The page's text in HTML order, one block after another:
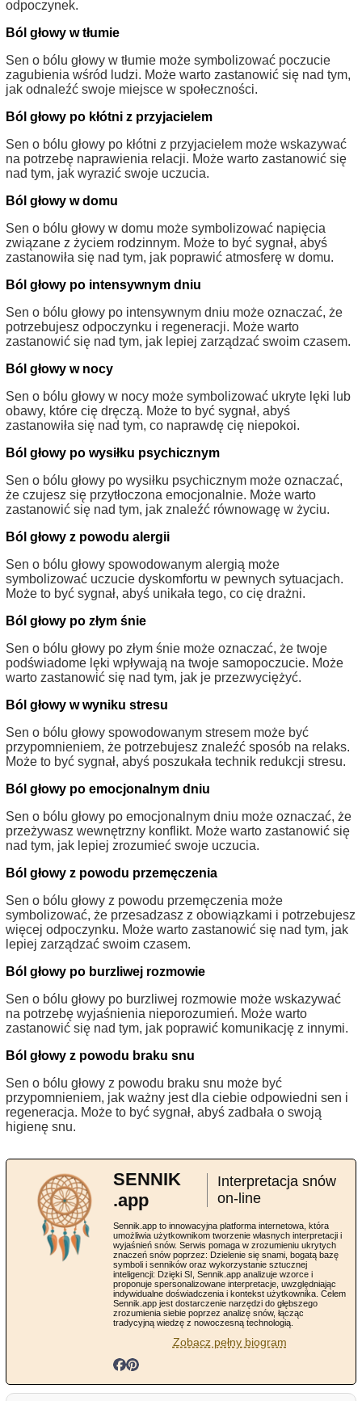
odpoczynek.
Ból głowy w tłumie
Sen o bólu głowy w tłumie może symbolizować poczucie
zagubienia wśród ludzi. Może warto zastanowić się nad tym,
jak odnaleźć swoje miejsce w społeczności.
Ból głowy po kłótni z przyjacielem
Sen o bólu głowy po kłótni z przyjacielem może wskazywać
na potrzebę naprawienia relacji. Może warto zastanowić się
nad tym, jak wyrazić swoje uczucia.
Ból głowy w domu
Sen o bólu głowy w domu może symbolizować napięcia
związane z życiem rodzinnym. Może to być sygnał, abyś
zastanowiła się nad tym, jak poprawić atmosferę w domu.
Ból głowy po intensywnym dniu
Sen o bólu głowy po intensywnym dniu może oznaczać, że
potrzebujesz odpoczynku i regeneracji. Może warto
zastanowić się nad tym, jak lepiej zarządzać swoim czasem.
Ból głowy w nocy
Sen o bólu głowy w nocy może symbolizować ukryte lęki lub
obawy, które cię dręczą. Może to być sygnał, abyś
zastanowiła się nad tym, co naprawdę cię niepokoi.
Ból głowy po wysiłku psychicznym
Sen o bólu głowy po wysiłku psychicznym może oznaczać,
że czujesz się przytłoczona emocjonalnie. Może warto
zastanowić się nad tym, jak znaleźć równowagę w życiu.
Ból głowy z powodu alergii
Sen o bólu głowy spowodowanym alergią może
symbolizować uczucie dyskomfortu w pewnych sytuacjach.
Może to być sygnał, abyś unikała tego, co cię drażni.
Ból głowy po złym śnie
Sen o bólu głowy po złym śnie może oznaczać, że twoje
podświadome lęki wpływają na twoje samopoczucie. Może
warto zastanowić się nad tym, jak je przezwyciężyć.
Ból głowy w wyniku stresu
Sen o bólu głowy spowodowanym stresem może być
przypomnieniem, że potrzebujesz znaleźć sposób na relaks.
Może to być sygnał, abyś poszukała technik redukcji stresu.
Ból głowy po emocjonalnym dniu
Sen o bólu głowy po emocjonalnym dniu może oznaczać, że
przeżywasz wewnętrzny konflikt. Może warto zastanowić się
nad tym, jak lepiej zrozumieć swoje uczucia.
Ból głowy z powodu przemęczenia
Sen o bólu głowy z powodu przemęczenia może
symbolizować, że przesadzasz z obowiązkami i potrzebujesz
więcej odpoczynku. Może warto zastanowić się nad tym, jak
lepiej zarządzać swoim czasem.
Ból głowy po burzliwej rozmowie
Sen o bólu głowy po burzliwej rozmowie może wskazywać
na potrzebę wyjaśnienia nieporozumień. Może warto
zastanowić się nad tym, jak poprawić komunikację z innymi.
Ból głowy z powodu braku snu
Sen o bólu głowy z powodu braku snu może być
przypomnieniem, jak ważny jest dla ciebie odpowiedni sen i
regeneracja. Może to być sygnał, abyś zadbała o swoją
higienę snu.
SENNIK
.app
Interpretacja snów
on-line
Sennik.app to innowacyjna platforma internetowa, która
umożliwia użytkownikom tworzenie własnych interpretacji i
wyjaśnień snów. Serwis pomaga w zrozumieniu ukrytych
znaczeń snów poprzez: Dzielenie się snami, bogatą bazę
symboli i senników oraz wykorzystanie sztucznej
inteligencji: Dzięki SI, Sennik.app analizuje wzorce i
proponuje spersonalizowane interpretacje, uwzględniając
indywidualne doświadczenia i kontekst użytkownika. Celem
Sennik.app jest dostarczenie narzędzi do głębszego
zrozumienia siebie poprzez analizę snów, łącząc
tradycyjną wiedzę z nowoczesną technologią.
Zobacz pełny biogram